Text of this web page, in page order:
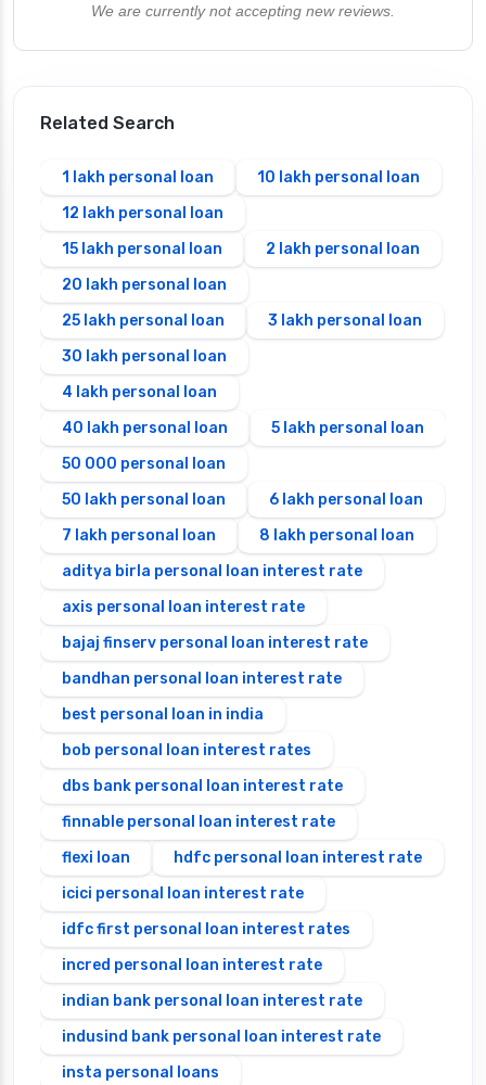
We are currently not accepting new reviews.
Related Search
1 lakh personal loan
10 lakh personal loan
12 lakh personal loan
15 lakh personal loan
2 lakh personal loan
20 lakh personal loan
25 lakh personal loan
3 lakh personal loan
30 lakh personal loan
4 lakh personal loan
40 lakh personal loan
5 lakh personal loan
50 000 personal loan
50 lakh personal loan
6 lakh personal loan
7 lakh personal loan
8 lakh personal loan
aditya birla personal loan interest rate
axis personal loan interest rate
bajaj finserv personal loan interest rate
bandhan personal loan interest rate
best personal loan in india
bob personal loan interest rates
dbs bank personal loan interest rate
finnable personal loan interest rate
flexi loan
hdfc personal loan interest rate
icici personal loan interest rate
idfc first personal loan interest rates
incred personal loan interest rate
indian bank personal loan interest rate
indusind bank personal loan interest rate
insta personal loans